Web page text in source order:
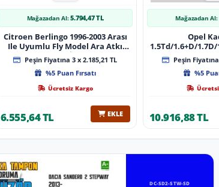
Mağazadan Al: 5.794,47 TL
Citroen Berlingo 1996-2003 Arası
Ile Uyumlu Fly Model Ara Atkı
Tavan Barı Gri̇ 4 Adet Bar
Peşin Fiyatına 3 x 2.185,21 TL
%5 Puan Fırsatı
Ücretsiz Kargo
6.555,64 TL EKLE
Mağazadan Al:
Opel
1.5Td/1.6+D/1.7D/
08/1991
Peşin
%5
10.916,88 TL
DC-SD2-STW-SD